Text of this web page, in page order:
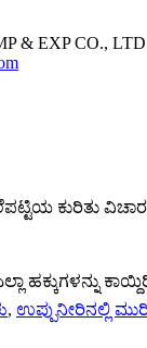
& EXP CO.,
ಕುರಿತು
ಹಕ್ಕುಗಳನ್ನು
, ಉಪ್ಪುನೀರಿನಲ್ಲಿ